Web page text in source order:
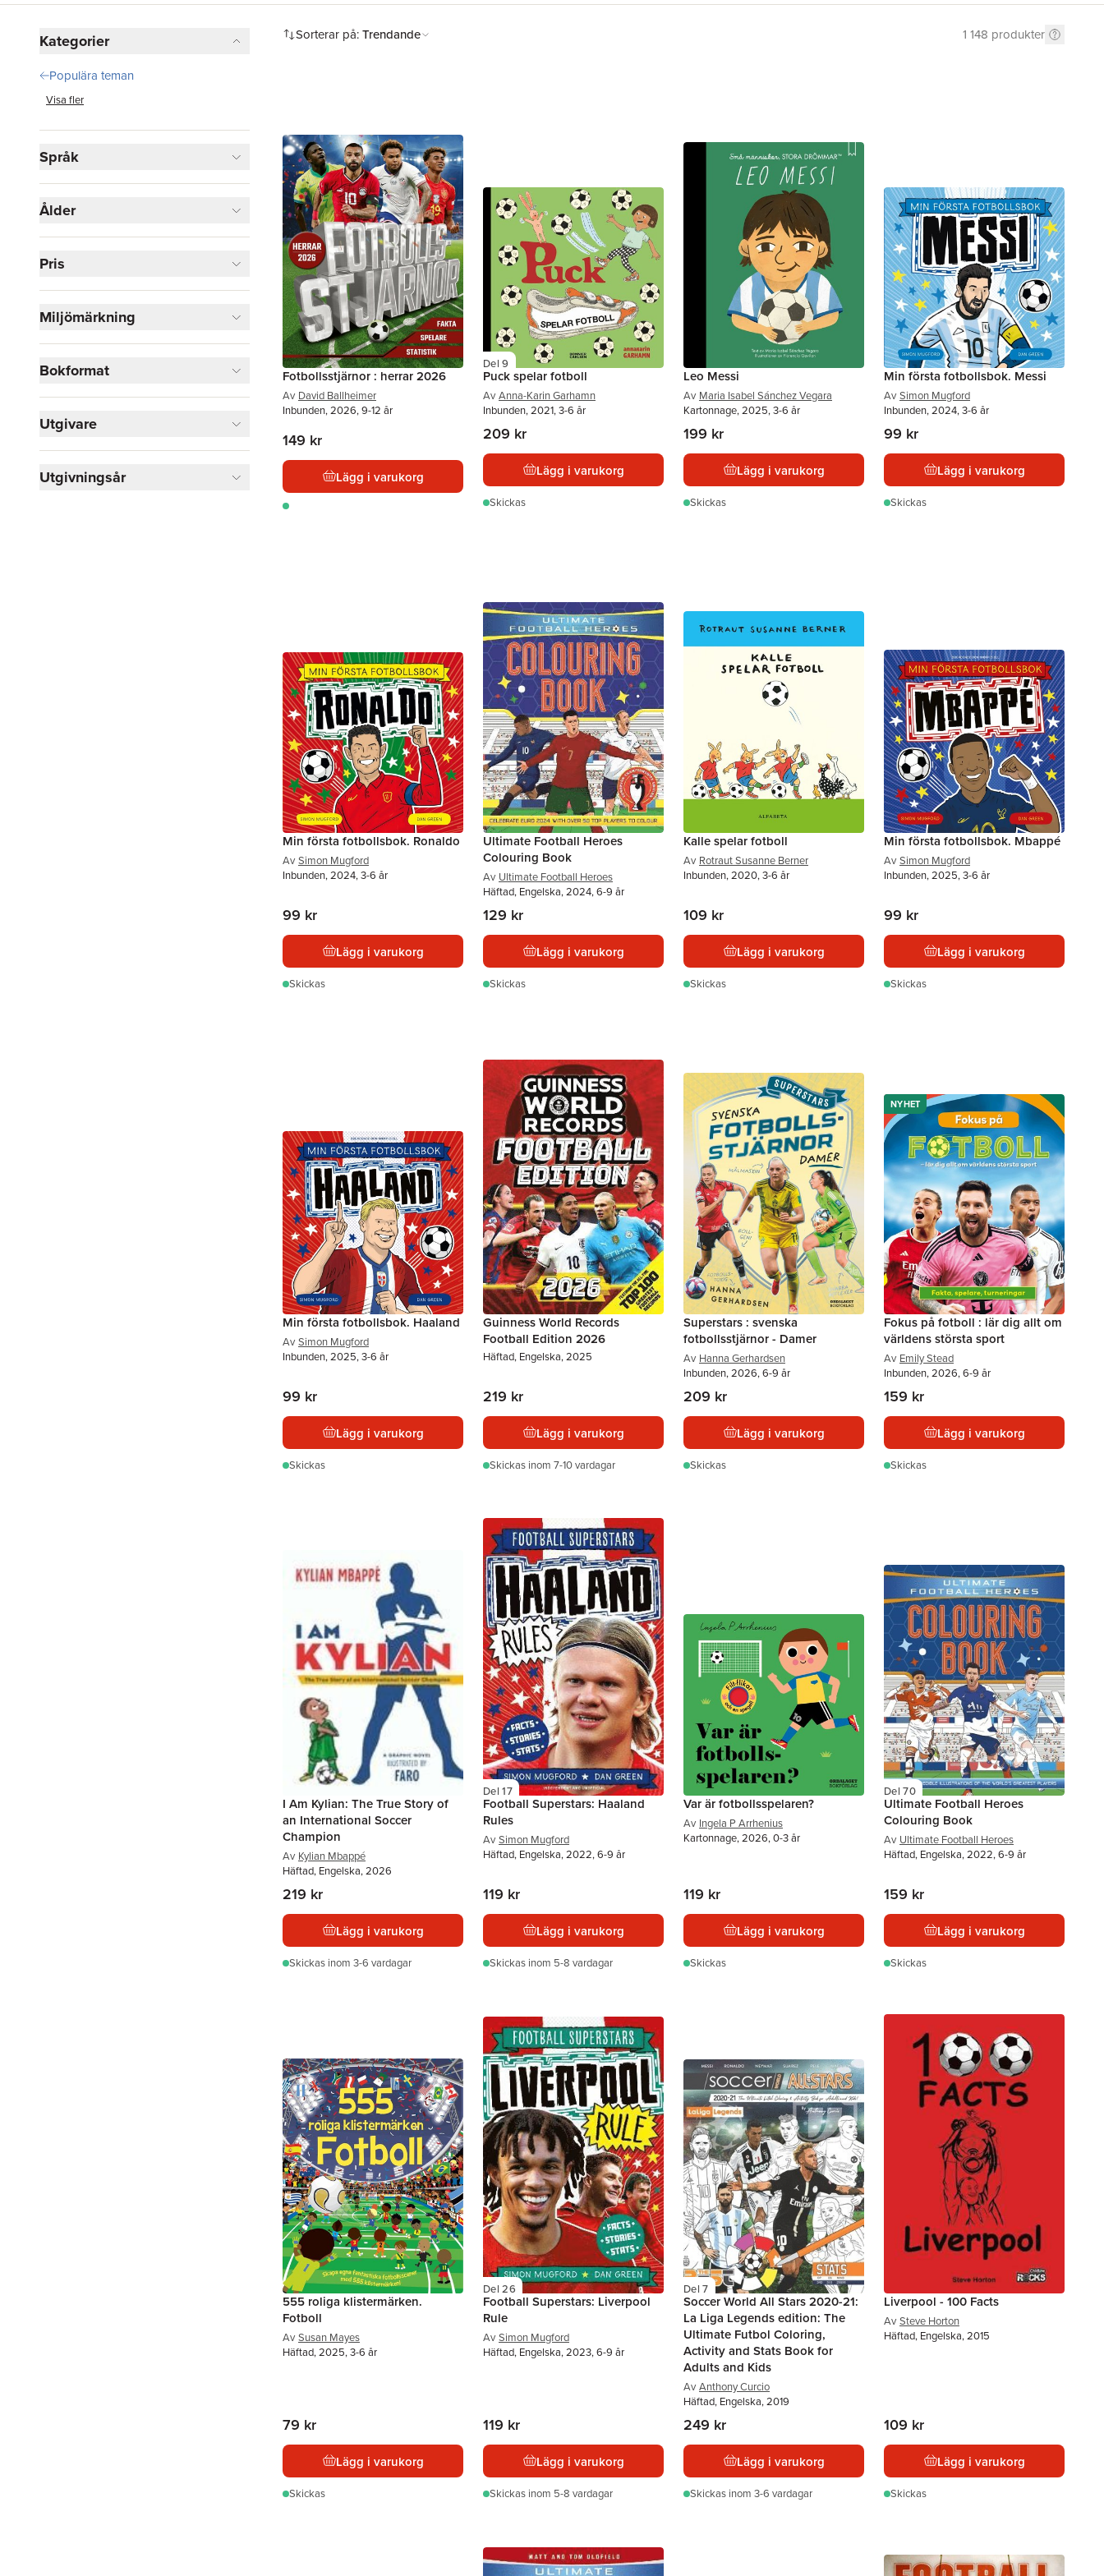
Kategorier
Populära teman
Visa fler
Språk
Ålder
Pris
Miljömärkning
Bokformat
Utgivare
Utgivningsår
Sorterar på:Trendande 1 148 produkter
Fotbollsstjärnor : herrar 2026
Av David Ballheimer
Inbunden, 2026, 9-12 år
149 kr
Lägg i varukorg
Del 9
Puck spelar fotboll
Av Anna-Karin Garhamn
Inbunden, 2021, 3-6 år
209 kr
Lägg i varukorg
Skickas
Leo Messi
Av Maria Isabel Sánchez Vegara
Kartonnage, 2025, 3-6 år
199 kr
Lägg i varukorg
Skickas
Min första fotbollsbok. Messi
Av Simon Mugford
Inbunden, 2024, 3-6 år
99 kr
Lägg i varukorg
Skickas
Min första fotbollsbok. Ronaldo
Av Simon Mugford
Inbunden, 2024, 3-6 år
99 kr
Lägg i varukorg
Skickas
Ultimate Football Heroes
Colouring Book
Av Ultimate Football Heroes
Häftad, Engelska, 2024, 6-9 år
129 kr
Lägg i varukorg
Skickas
Kalle spelar fotboll
Av Rotraut Susanne Berner
Inbunden, 2020, 3-6 år
109 kr
Lägg i varukorg
Skickas
Min första fotbollsbok. Mbappé
Av Simon Mugford
Inbunden, 2025, 3-6 år
99 kr
Lägg i varukorg
Skickas
Min första fotbollsbok. Haaland
Av Simon Mugford
Inbunden, 2025, 3-6 år
99 kr
Lägg i varukorg
Skickas
Guinness World Records
Football Edition 2026
Häftad, Engelska, 2025
219 kr
Lägg i varukorg
Skickas inom 7-10 vardagar
Superstars : svenska
fotbollsstjärnor - Damer
Av Hanna Gerhardsen
Inbunden, 2026, 6-9 år
209 kr
Lägg i varukorg
Skickas
NYHET
Fokus på fotboll : lär dig allt om
världens största sport
Av Emily Stead
Inbunden, 2026, 6-9 år
159 kr
Lägg i varukorg
Skickas
I Am Kylian: The True Story of
an International Soccer
Champion
Av Kylian Mbappé
Häftad, Engelska, 2026
219 kr
Lägg i varukorg
Skickas inom 3-6 vardagar
Del 17
Football Superstars: Haaland
Rules
Av Simon Mugford
Häftad, Engelska, 2022, 6-9 år
119 kr
Lägg i varukorg
Skickas inom 5-8 vardagar
Var är fotbollsspelaren?
Av Ingela P Arrhenius
Kartonnage, 2026, 0-3 år
119 kr
Lägg i varukorg
Skickas
Del 70
Ultimate Football Heroes
Colouring Book
Av Ultimate Football Heroes
Häftad, Engelska, 2022, 6-9 år
159 kr
Lägg i varukorg
Skickas
555 roliga klistermärken.
Fotboll
Av Susan Mayes
Häftad, 2025, 3-6 år
79 kr
Lägg i varukorg
Skickas
Del 26
Football Superstars: Liverpool
Rule
Av Simon Mugford
Häftad, Engelska, 2023, 6-9 år
119 kr
Lägg i varukorg
Skickas inom 5-8 vardagar
Del 7
Soccer World All Stars 2020-21:
La Liga Legends edition: The
Ultimate Futbol Coloring,
Activity and Stats Book for
Adults and Kids
Av Anthony Curcio
Häftad, Engelska, 2019
249 kr
Lägg i varukorg
Skickas inom 3-6 vardagar
Liverpool - 100 Facts
Av Steve Horton
Häftad, Engelska, 2015
109 kr
Lägg i varukorg
Skickas